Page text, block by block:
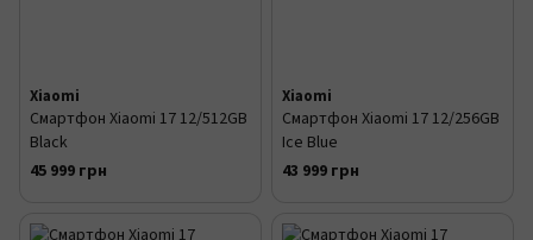
Xiaomi
Смартфон Xiaomi 17 12/512GB
Black
45 999 грн
Xiaomi
Смартфон Xiaomi 17 12/256GB
Ice Blue
43 999 грн